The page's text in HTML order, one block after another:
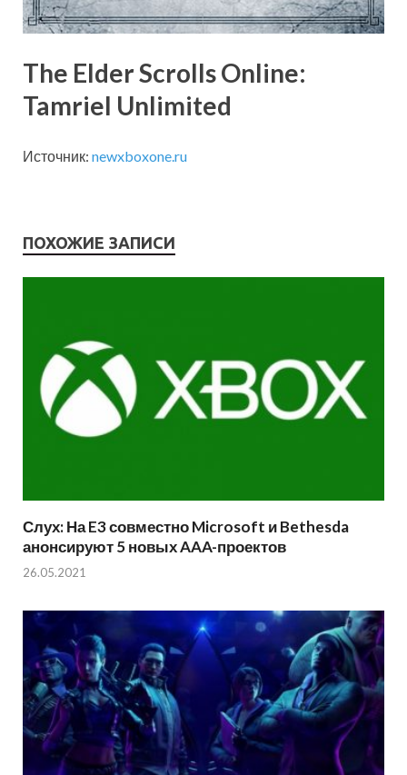
The Elder Scrolls Online:
Tamriel Unlimited
Источник: newxboxone.ru
ПОХОЖИЕ ЗАПИСИ
Слух: На E3 совместно Microsoft и Bethesda
анонсируют 5 новых AAA-проектов
26.05.2021